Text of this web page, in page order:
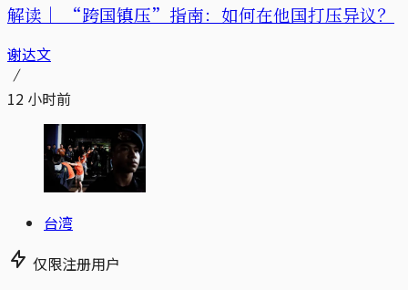
解读｜ “跨国镇压”指南：如何在他国打压异议？
谢达文
12 小时前
台湾
仅限注册用户